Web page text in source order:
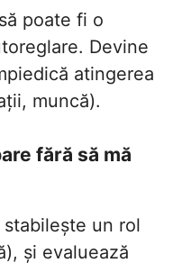
poate fi o
Devine
atingerea
muncă).
fără să mă
un rol
și evaluează